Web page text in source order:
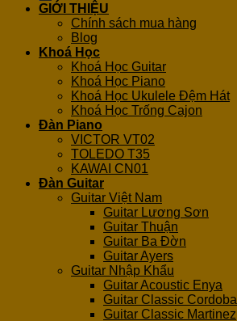
GIỚI THIỆU
Chính sách mua hàng
Blog
Khoá Học
Khoá Học Guitar
Khoá Học Piano
Khoá Học Ukulele Đệm Hát
Khoá Học Trống Cajon
Đàn Piano
VICTOR VT02
TOLEDO T35
KAWAI CN01
Đàn Guitar
Guitar Việt Nam
Guitar Lương Sơn
Guitar Thuận
Guitar Ba Đờn
Guitar Ayers
Guitar Nhập Khẩu
Guitar Acoustic Enya
Guitar Classic Cordoba
Guitar Classic Martinez